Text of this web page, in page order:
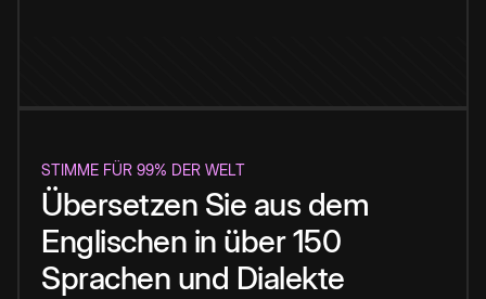
STIMME FÜR 99% DER WELT
Übersetzen Sie aus dem
Englischen in über 150
Sprachen und Dialekte